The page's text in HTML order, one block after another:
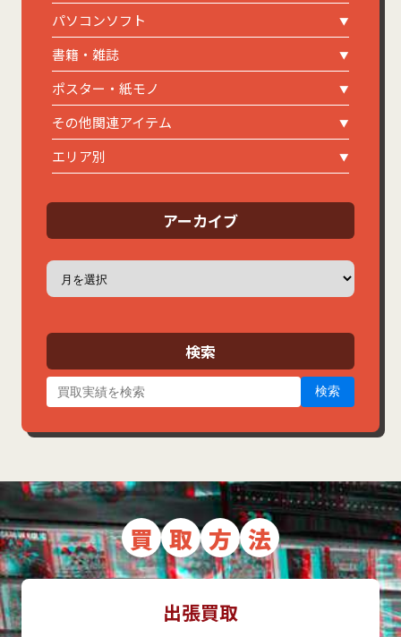
パソコンソフト
書籍・雑誌
ポスター・紙モノ
その他関連アイテム
エリア別
アーカイブ
ア
カ
ブ
検索
検索
買 取 方 法
出張買取